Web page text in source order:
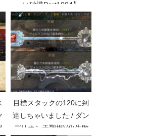
い砂漠Part1004】
目標スタックの120に到
達しちゃいました / ダン
デリオン天聖棍V化失敗